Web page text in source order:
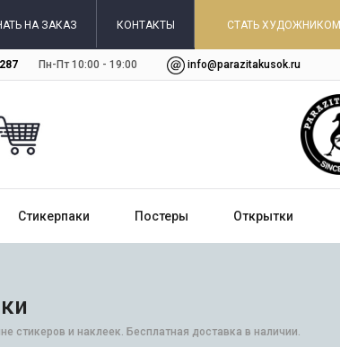
НА ЗАКАЗ КОНТАКТЫ СТАТЬ ХУДОЖНИКОМ
Пн-Пт 10:00 - 19:00 info@parazitakusok.ru
Стикерпаки Постеры Открытки
стикеров и наклеек. Бесплатная доставка в наличии.